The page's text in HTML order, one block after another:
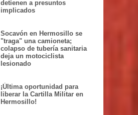
detienen a presuntos
implicados
Socavón en Hermosillo se
"traga" una camioneta;
colapso de tubería sanitaria
deja un motociclista
lesionado
¡Última oportunidad para
liberar la Cartilla Militar en
Hermosillo!